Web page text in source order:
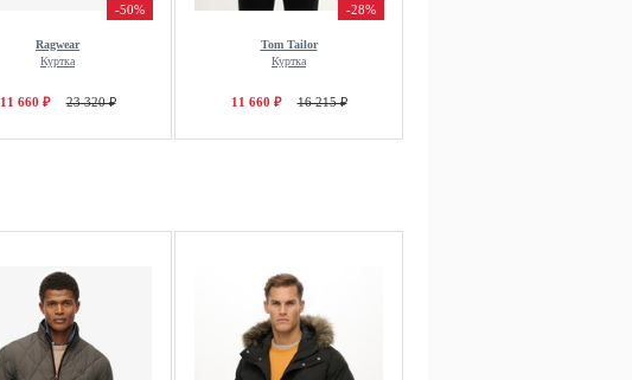
-50%
Ragwear
Куртка
11 660 ₽ 23 320 ₽
-28%
Tom Tailor
Куртка
11 660 ₽ 16 215 ₽